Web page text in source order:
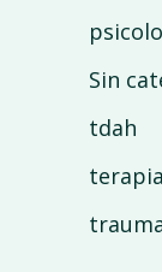
Sin
tdah